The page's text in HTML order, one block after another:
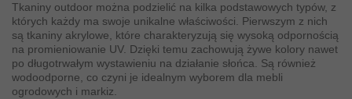
Tkaniny outdoor można podzielić na kilka podstawowych typów, z
których każdy ma swoje unikalne właściwości. Pierwszym z nich
są tkaniny akrylowe, które charakteryzują się wysoką odpornością
na promieniowanie UV. Dzięki temu zachowują żywe kolory nawet
po długotrwałym wystawieniu na działanie słońca. Są również
wodoodporne, co czyni je idealnym wyborem dla mebli
ogrodowych i markiz.